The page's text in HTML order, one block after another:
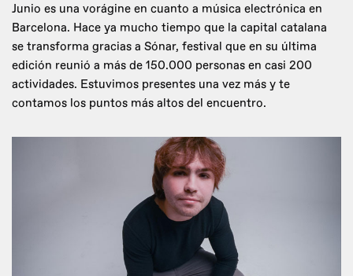
Junio es una vorágine en cuanto a música electrónica en
Barcelona. Hace ya mucho tiempo que la capital catalana
se transforma gracias a Sónar, festival que en su última
edición reunió a más de 150.000 personas en casi 200
actividades. Estuvimos presentes una vez más y te
contamos los puntos más altos del encuentro.